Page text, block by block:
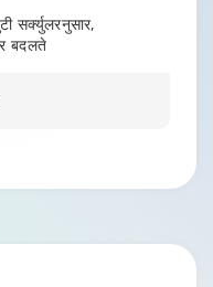
सर्क्युलरनुसार,
बदलते
navigate to another page.
controls when